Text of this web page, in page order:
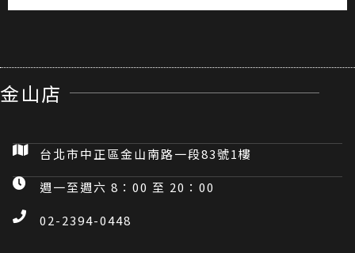
金山店
台北市中正區金山南路一段83號1樓
週一至週六 8：00 至 20：00
02-2394-0448